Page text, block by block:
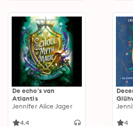
De echo's van
Atlantis
Jennifer Alice Jager
4.4
auch
4